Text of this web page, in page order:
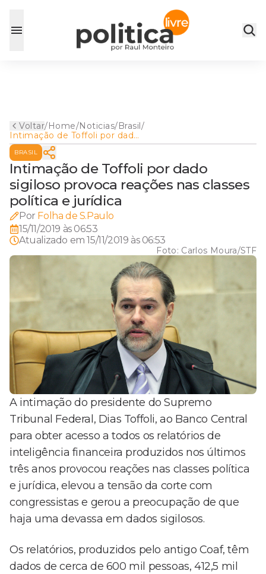
Voltar/Home/Noticias/Brasil/
Intimação de Toffoli por dado
sigiloso provoca reações nas
classes política e jurídica
BRASIL
Intimação de Toffoli por dado
sigiloso provoca reações nas classes
política e jurídica
Por Folha de S.Paulo
15/11/2019 às 06:53
Atualizado em15/11/2019 às 06:53
Foto: Carlos Moura/STF
A intimação do presidente do Supremo
Tribunal Federal, Dias Toffoli, ao Banco Central
para obter acesso a todos os relatórios de
inteligência financeira produzidos nos últimos
três anos provocou reações nas classes política
e jurídica, elevou a tensão da corte com
congressistas e gerou a preocupação de que
haja uma devassa em dados sigilosos.
Os relatórios, produzidos pelo antigo Coaf, têm
dados de cerca de 600 mil pessoas, 412,5 mil